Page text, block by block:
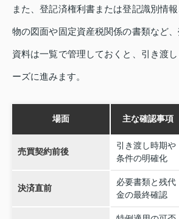
また、登記済権利書または登記識別情
物の図面や固定資産税関係の書類など
資料は一覧で管理しておくと、引き渡
ーズに進みます。
場面 主な確認事項
売買契約前後
引き渡し時期や
条件の明確化
決済直前
必要書類と残代
金の最終確認